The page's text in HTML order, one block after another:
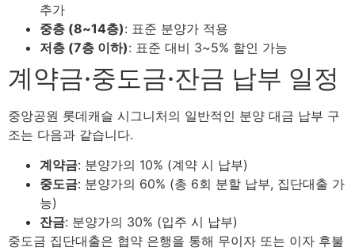
추가
중층 (8~14층): 표준 분양가 적용
저층 (7층 이하): 표준 대비 3~5% 할인 가능
계약금·중도금·잔금 납부 일정
중앙공원 롯데캐슬 시그니처의 일반적인 분양 대금 납부 구
조는 다음과 같습니다.
계약금: 분양가의 10% (계약 시 납부)
중도금: 분양가의 60% (총 6회 분할 납부, 집단대출 가
능)
잔금: 분양가의 30% (입주 시 납부)
중도금 집단대출은 협약 은행을 통해 무이자 또는 이자 후불